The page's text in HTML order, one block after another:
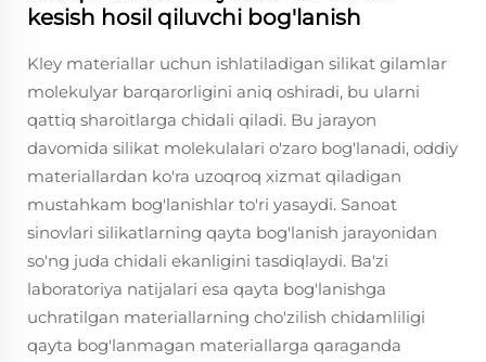
kesish hosil qiluvchi bog'lanish
Kley materiallar uchun ishlatiladigan silikat gilamlar
molekulyar barqarorligini aniq oshiradi, bu ularni
qattiq sharoitlarga chidali qiladi. Bu jarayon
davomida silikat molekulalari o'zaro bog'lanadi, oddiy
materiallardan ko'ra uzoqroq xizmat qiladigan
mustahkam bog'lanishlar to'ri yasaydi. Sanoat
sinovlari silikatlarning qayta bog'lanish jarayonidan
so'ng juda chidali ekanligini tasdiqlaydi. Ba'zi
laboratoriya natijalari esa qayta bog'lanishga
uchratilgan materiallarning cho'zilish chidamliligi
qayta bog'lanmagan materiallarga qaraganda